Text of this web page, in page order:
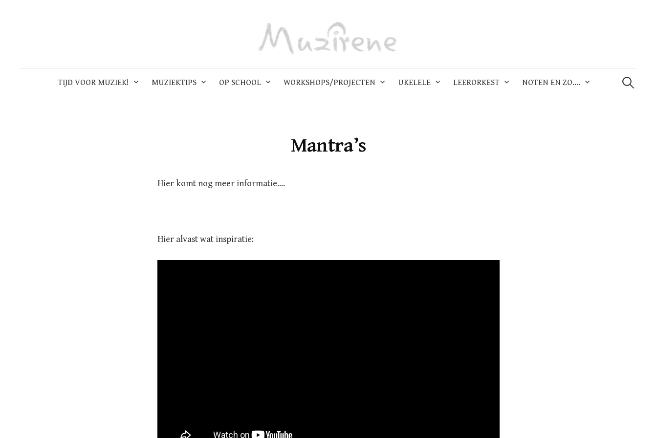
TIJD VOOR MUZIEK! MUZIEKTIPS OP SCHOOL WORKSHOPS/PROJECTEN UKELELE LEERORKEST NOTEN EN ZO….
naar:
Mantra’s
Hier komt nog meer informatie….
Hier alvast wat inspiratie: